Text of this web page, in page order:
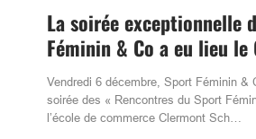
La soirée exceptionnelle
Féminin & Co a eu lieu le
Vendredi 6 décembre, Sport Féminin &
soirée des « Rencontres du Sport
l’école de commerce Clermont Sch…